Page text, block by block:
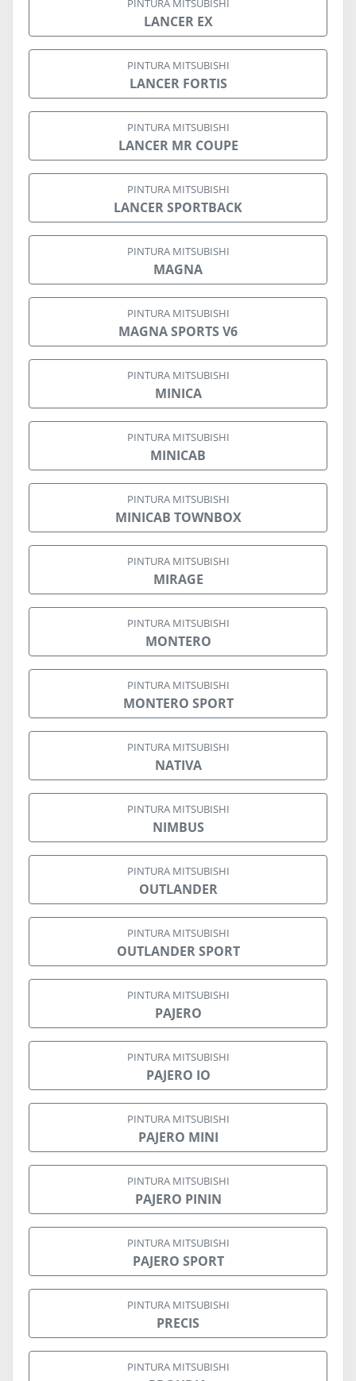
PINTURA MITSUBISHI
LANCER EX
PINTURA MITSUBISHI
LANCER FORTIS
PINTURA MITSUBISHI
LANCER MR COUPE
PINTURA MITSUBISHI
LANCER SPORTBACK
PINTURA MITSUBISHI
MAGNA
PINTURA MITSUBISHI
MAGNA SPORTS V6
PINTURA MITSUBISHI
MINICA
PINTURA MITSUBISHI
MINICAB
PINTURA MITSUBISHI
MINICAB TOWNBOX
PINTURA MITSUBISHI
MIRAGE
PINTURA MITSUBISHI
MONTERO
PINTURA MITSUBISHI
MONTERO SPORT
PINTURA MITSUBISHI
NATIVA
PINTURA MITSUBISHI
NIMBUS
PINTURA MITSUBISHI
OUTLANDER
PINTURA MITSUBISHI
OUTLANDER SPORT
PINTURA MITSUBISHI
PAJERO
PINTURA MITSUBISHI
PAJERO IO
PINTURA MITSUBISHI
PAJERO MINI
PINTURA MITSUBISHI
PAJERO PININ
PINTURA MITSUBISHI
PAJERO SPORT
PINTURA MITSUBISHI
PRECIS
PINTURA MITSUBISHI